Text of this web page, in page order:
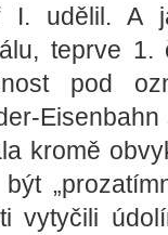
I. udělil. A
teprve
pod
kromě
vytyčili